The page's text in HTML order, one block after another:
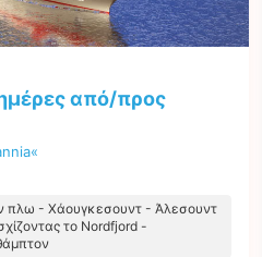
από/προς
πλω - Χάουγκεσουντ - Άλεσουντ
το Nordfjord -